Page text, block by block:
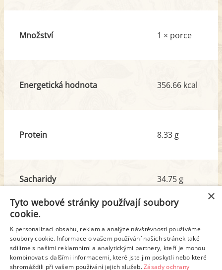
Množství 1 × porce
Energetická hodnota 356.66 kcal
Protein 8.33 g
Sacharidy
z toho cukr
34.75 g
2.28 g
Tuk
z toho nas. mastné kyseliny
19.03 g
10.32 g
×
Tyto webové stránky používají soubory
cookie.
K personalizaci obsahu, reklam a analýze návštěvnosti používáme
soubory cookie. Informace o vašem používání našich stránek také
sdílíme s našimi reklamními a analytickými partnery, kteří je mohou
kombinovat s dalšími informacemi, které jste jim poskytli nebo které
shromáždili při vašem používání jejich služeb.Zásady ochrany